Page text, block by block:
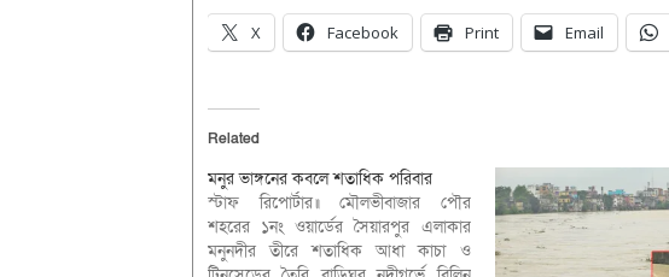
X Facebook Print Email
Related
মনুর ভাঙ্গনের কবলে শতাধিক পরিবার
স্টাফ রিপোর্টার॥ মৌলভীবাজার পৌর
শহরের ১নং ওয়ার্ডের সৈয়ারপুর এলাকার
মনুনদীর তীরে শতাধিক আধা কাচা ও